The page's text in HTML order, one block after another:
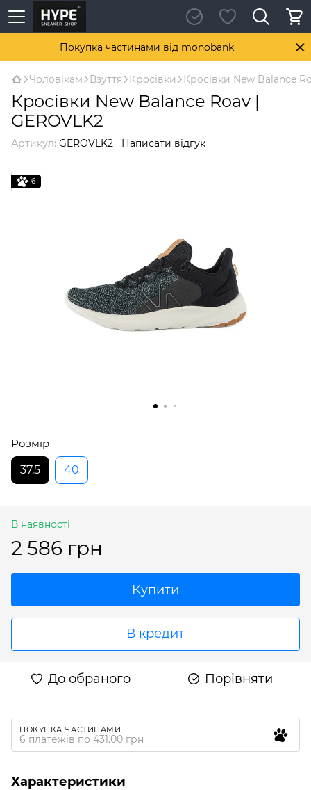
Покупка частинами від monobank
Чоловікам Взуття Кросівки Кросівки New Balance
Кросівки New Balance Roav |
GEROVLK2
Артикул: GEROVLK2 Написати відгук
6
Розмір
37.5
40
В наявності
2 586 грн
Купити
В кредит
До обраного Порівняти
ПОКУПКА ЧАСТИНАМИ
6 платежів по 431.00 грн
Характеристики